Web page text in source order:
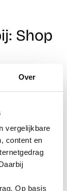
Over
vergelijkbare
content en
Op basis
Shop